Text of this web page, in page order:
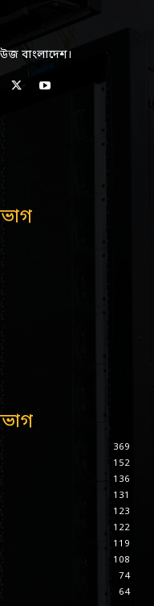
বাংলাদেশ।
369
152
136
131
123
122
119
108
74
64